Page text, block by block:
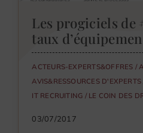
Les progiciels de
taux
ACTEURS-EXPERTS&OFFRES /
AVIS&RESSOURCES D'EXPERTS
IT RECRUITING / LE COIN DES
03/07/2017